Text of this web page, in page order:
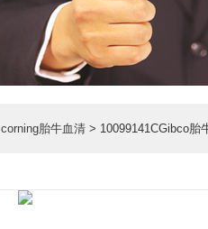
corning胎牛血清 > 10099141CGibco胎